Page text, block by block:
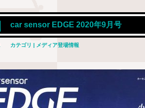
car sensor EDGE 2020年9月号
カテゴリ | メディア登場情報